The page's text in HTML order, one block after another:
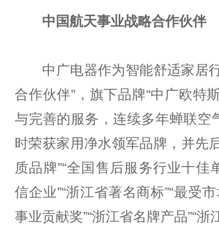
中国航天事业战略合作伙伴
中广电器作为智能舒适家居行
合作伙伴”，旗下品牌“中广欧特
与完善的服务，连续多年蝉联空
时荣获家用净水领军品牌，并先
质品牌”“全国售后服务行业十佳
信企业”“浙江省著名商标”“最受
事业贡献奖”“浙江省名牌产品”“浙